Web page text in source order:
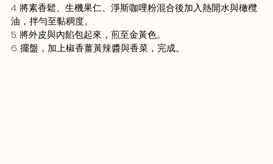
4. 將素香鬆、生機果仁、淨斯咖哩粉混合後加入熱開水與橄欖
油，拌勻至黏稠度。
5. 將外皮與內餡包起來，煎至金黃色。
6. 擺盤，加上椒香薑黃辣醬與香菜，完成。